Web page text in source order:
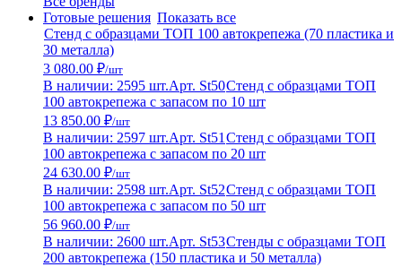
Готовые решения Показать все
Стенд с образцами ТОП 100 автокрепежа (70 пластика и
30 металла)
3 080.00 ₽/шт
В наличии: 2595 шт.Арт. St50Стенд с образцами ТОП
100 автокрепежа с запасом по 10 шт
13 850.00 ₽/шт
В наличии: 2597 шт.Арт. St51 Стенд с образцами ТОП
100 автокрепежа с запасом по 20 шт
24 630.00 ₽/шт
В наличии: 2598 шт.Арт. St52Стенд с образцами ТОП
100 автокрепежа с запасом по 50 шт
56 960.00 ₽/шт
В наличии: 2600 шт.Арт. St53Стенды с образцами ТОП
200 автокрепежа (150 пластика и 50 металла)